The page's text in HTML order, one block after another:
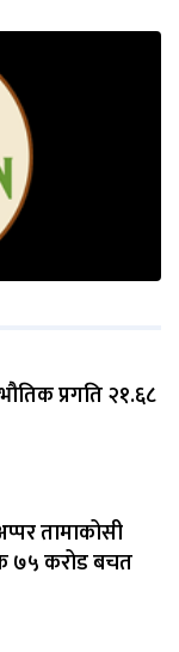
प्रगति २१.६८
तामाकोसी
७५ करोड बचत